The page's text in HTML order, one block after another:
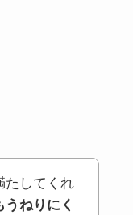
たしてくれ
ねりにく